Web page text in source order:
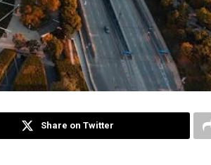
Share on Twitter